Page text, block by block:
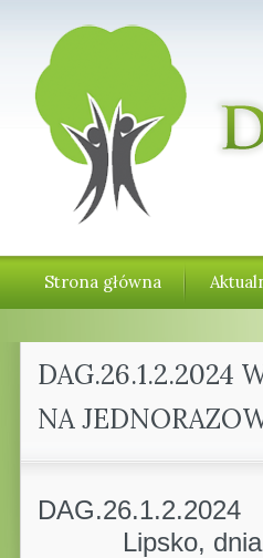
Strona główna
DAG.26.1.2.2024
NA
Lipsko, dnia